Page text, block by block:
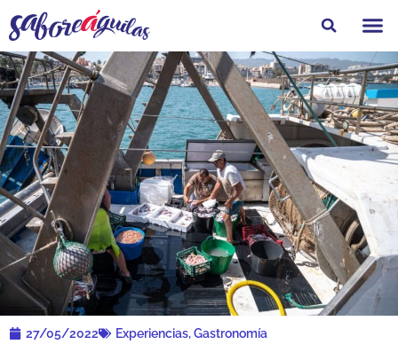
27/05/2022 Experiencias,Gastronomía